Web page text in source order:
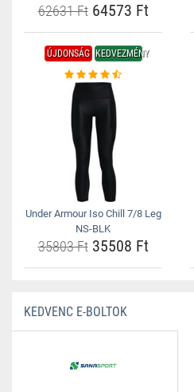
62631 Ft64573 Ft
ÚJDONSÁG KEDVEZMÉNY
Under Armour Iso Chill 7/8 Leg
NS-BLK
35803 Ft35508 Ft
KEDVENC E-BOLTOK